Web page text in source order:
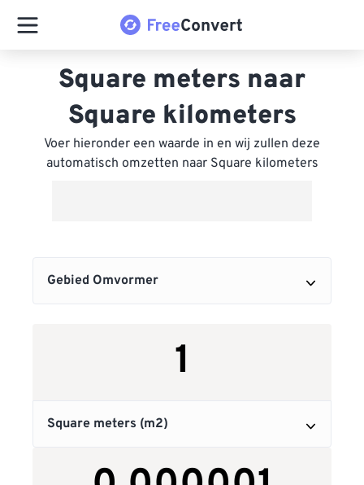
Square meters naar
Square kilometers
Voer hieronder een waarde in en wij zullen deze
automatisch omzetten naar Square kilometers